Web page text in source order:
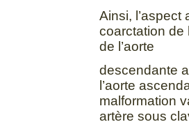
Ainsi, l’aspect
coarctation de
de l’aorte
descendante
l’aorte
malformation
artère sous